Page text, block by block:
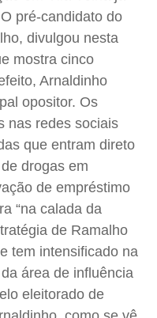
pré-candidato do
divulgou nesta
mostra cinco
Arnaldinho
opositor. Os
nas redes sociais
que entram direto
drogas em
de empréstimo
“na calada da
de Ramalho
tem intensificado na
área de influência
eleitorado de